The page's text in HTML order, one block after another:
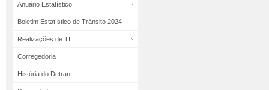
Anuário Estatístico
Boletim Estatístico de Trânsito 2024
Realizações de TI
Corregedoria
História do Detran